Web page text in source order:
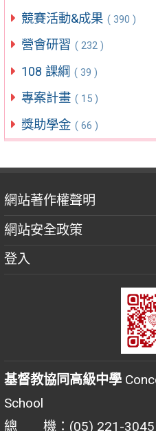
競賽活動&成果 ( 390 )
營會研習 ( 232 )
108 課綱 ( 39 )
專案計畫 ( 15 )
獎助學金 ( 66 )
網站著作權聲明
網站安全政策
登入
基督教協同高級中學
School
總 機：(05) 221-3045